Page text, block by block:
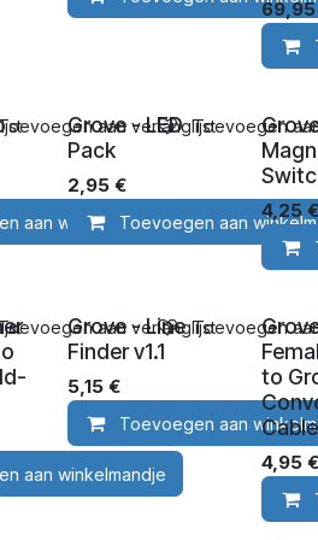
69,95
aan winkelmandje
Grove - LED
Pack
2,95€
Toevoegen aan
aan verlanglijst
4,25 €
Toevoegen
aan winkelmandje
Grove - Line
Finder v1.1
5,15€
Toevoegen aan
aan verlanglijst
to
4,95 €
Toevoegen